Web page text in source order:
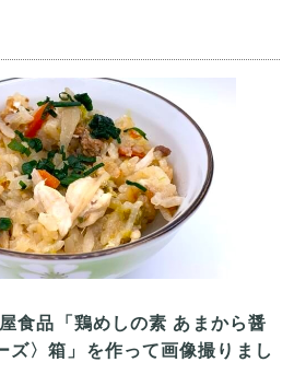
食品「鶏めしの素 あまから醤
ズ〉箱」を作って画像撮りまし